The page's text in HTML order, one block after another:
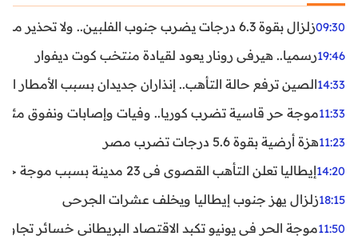
09:30زلزال بقوة 6.3 درجات يضرب جنوب الفلبين.. ولا تحذير من تسونامي حتى الآن
19:46رسميا.. هيرفي رونار يعود لقيادة منتخب كوت ديفوار
14:33الصين ترفع حالة التأهب.. إنذاران جديدان بسبب الأمطار
11:33موجة حر قاسية تضرب كوريا.. وفيات وإصابات ونفوق مئات
11:23هزة أرضية بقوة 5.6 درجات تضرب مصر
14:20إيطاليا تعلن التأهب القصوى في 23 مدينة بسبب موجة حر شديدة
18:15زلزال يهز جنوب إيطاليا ويخلف عشرات الجرحى
11:50موجة الحر في يونيو تكبد الاقتصاد البريطاني خسائر تجاوزت 1.5 مليار